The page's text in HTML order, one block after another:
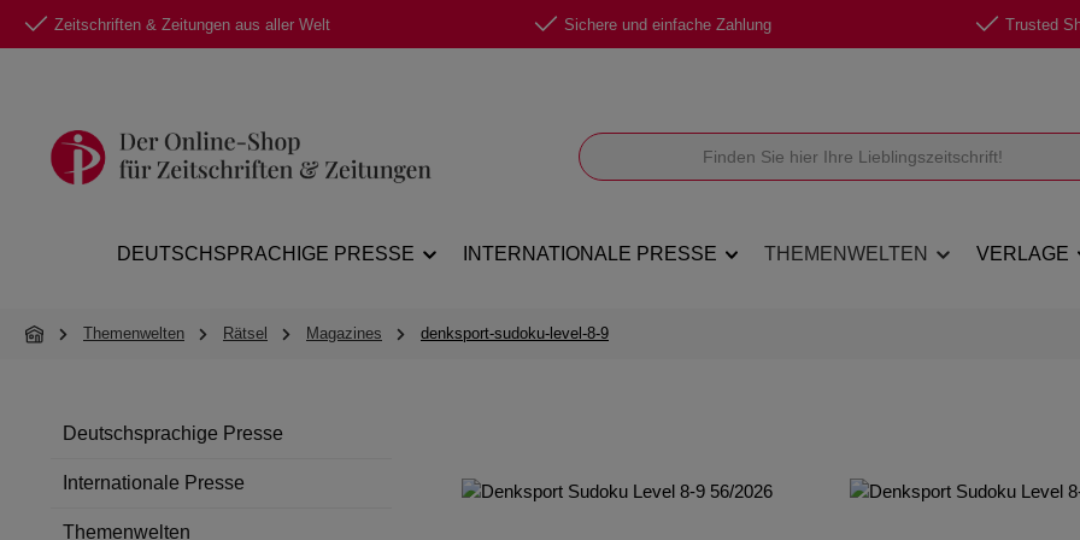
Hauptinhalt springen
Zur Suche springen
Zur Hauptnavigation springen
Zeitschriften & Zeitungen aus aller Welt Sichere und einfache Zahlung Trusted
DEUTSCHSPRACHIGE PRESSE INTERNATIONALE PRESSE THEMENWELTEN VERLAGE
Themenwelten Rätsel Magazines denksport-sudoku-level-8-9
Deutschsprachige Presse
Internationale Presse
Themenwelten